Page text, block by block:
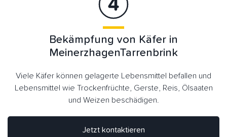
Jetzt kontaktieren
Bekämpfung von Käfer in
MeinerzhagenTarrenbrink
Viele Käfer können gelagerte Lebensmittel befallen und
Lebensmittel wie Trockenfrüchte, Gerste, Reis, Ölsaaten
und Weizen beschädigen.